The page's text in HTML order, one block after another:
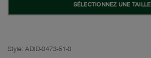
SÉLECTIONNEZ UNE TAILLE
Style: ADID-0473-51-0